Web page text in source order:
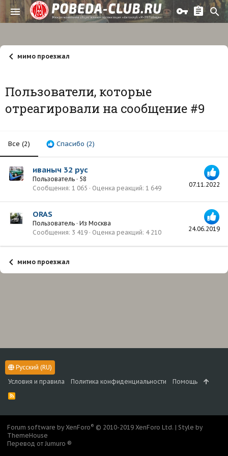
мимо проезжал
Пользователи, которые
отреагировали на сообщение #9
Все (2) Спасибо (2)
07.11.2022
иваныч 32 рус
Пользователь · 58
Сообщения 1 065 Оценка реакций 1 649
24.06.2019
ORAS
Пользователь · Из Москва
Сообщения 3 419 Оценка реакций 4 210
мимо проезжал
Русский (RU)
Условия и правила
Политика конфиденциальности Помощь
R
S
Forum software by XenForo® © 2010-2019 XenForo Ltd. | Style by
ThemeHouse
Перевод от Jumuro ®